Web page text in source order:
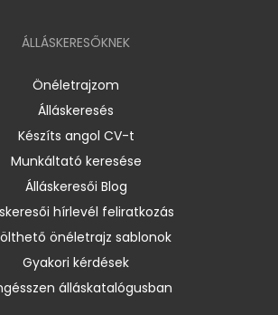
ÁLLÁSKERESŐKNEK
Önéletrajzom
Álláskeresés
Készíts angol CV-t
Munkáltató keresése
Álláskeresői Blog
hírlevél feliratkozás
önéletrajz sablonok
Gyakori kérdések
álláskatalógusban